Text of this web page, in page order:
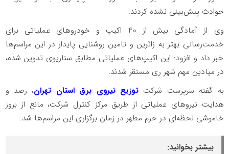
حوادث پیش‌بینی نشده کردند.
️وی از آمادگی بیش از ۴۰ اکیپ و خودروهای عملیاتی برای
خدمت‌رسانی بهتر به زائرین و تامین روشنایی پایدار در این مراسم‌ها
خبر داد و افزود: این اکیپ‌های عملیاتی مطابق سناریوی تدوین شده،
در میادین مهم شهر ری مستقر شدند.
️به گفته سرپرست شرکتتوزیع نیروی برق استان تهران، رصد و
هدایت نیروهای عملیاتی از طریق مرکز کنترل شرکت، مانع از بروز
خاموشی لحظه‌ای در حرم مطهر در زمان برگزاری این مراسم‌ها شد.
بیشتر بخوانید: